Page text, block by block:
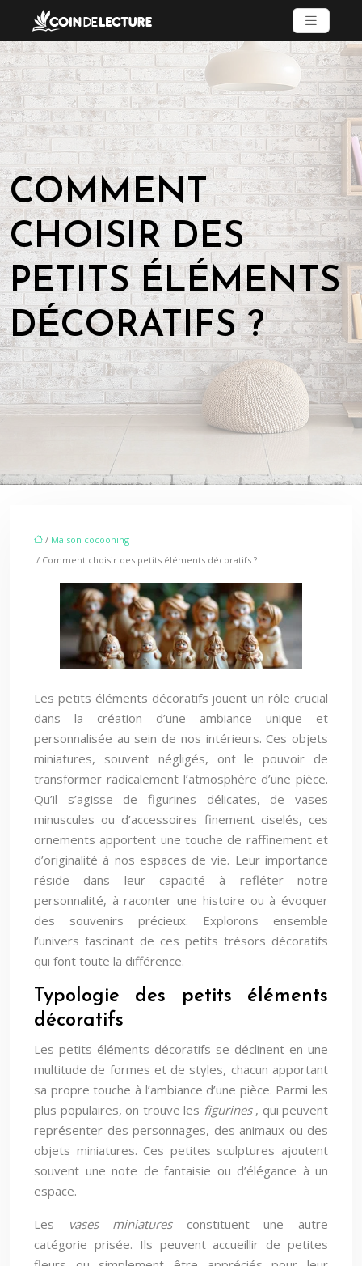
COMMENT
CHOISIR DES
PETITS ÉLÉMENTS
DÉCORATIFS ?
/ Maison cocooning
/ Comment choisir des petits éléments décoratifs ?
Les petits éléments décoratifs jouent un rôle crucial
dans la création d’une ambiance unique et
personnalisée au sein de nos intérieurs. Ces objets
miniatures, souvent négligés, ont le pouvoir de
transformer radicalement l’atmosphère d’une pièce.
Qu’il s’agisse de figurines délicates, de vases
minuscules ou d’accessoires finement ciselés, ces
ornements apportent une touche de raffinement et
d’originalité à nos espaces de vie. Leur importance
réside dans leur capacité à refléter notre
personnalité, à raconter une histoire ou à évoquer
des souvenirs précieux. Explorons ensemble
l’univers fascinant de ces petits trésors décoratifs
qui font toute la différence.
Typologie des petits éléments
décoratifs
Les petits éléments décoratifs se déclinent en une
multitude de formes et de styles, chacun apportant
sa propre touche à l’ambiance d’une pièce. Parmi les
plus populaires, on trouve les figurines , qui peuvent
représenter des personnages, des animaux ou des
objets miniatures. Ces petites sculptures ajoutent
souvent une note de fantaisie ou d’élégance à un
espace.
Les vases miniatures constituent une autre
catégorie prisée. Ils peuvent accueillir de petites